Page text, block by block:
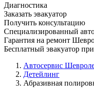
Диагностика
Заказать эвакуатор
Получить консультацию
Специализированный
Гарантия на ремонт
Бесплатный эвакуатор
Автосервис
Детейлинг
Абразивная